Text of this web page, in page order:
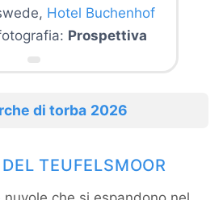
Hotel Buchenhof
Prospettiva
di torba 2026
TEUFELSMOOR